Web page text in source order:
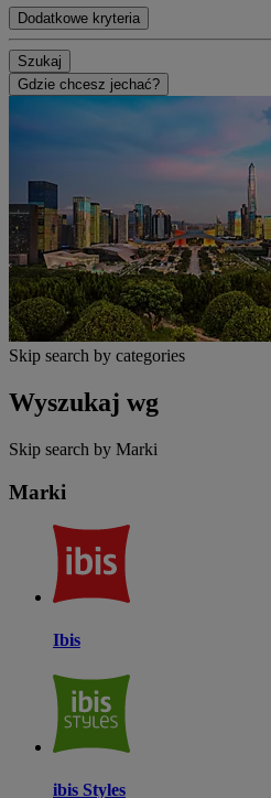
Dodatkowe kryteria
Szukaj
Gdzie chcesz jechać?
Skip search by categories
Wyszukaj wg
Skip search by Marki
Marki
Ibis
ibis Styles